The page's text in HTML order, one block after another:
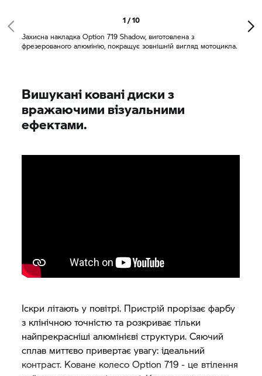
1 / 10
Захисна накладка Option 719 Shadow, виготовлена з
фрезерованого алюмінію, покращує зовнішній вигляд мотоцикла.
Вишукані ковані диски з
вражаючими візуальними
ефектами.
Іскри літають у повітрі. Пристрій прорізає фарбу
з клінічною точністю та розкриває тільки
найпрекрасніші алюмінієві структури. Сяючий
сплав миттєво привертає увагу: ідеальний
контраст. Коване колесо Option 719 - це втілення